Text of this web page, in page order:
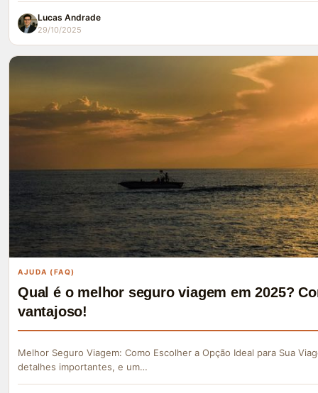
Lucas Andrade
29/10/2025
AJUDA (FAQ)
Qual é o melhor seguro viagem em 2025?
vantajoso!
Melhor Seguro Viagem: Como Escolher a Opção Ideal para Sua
detalhes importantes, e um…